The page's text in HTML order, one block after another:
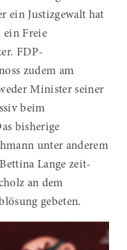
ein Justizgewalt hat
ein Freie
FDP-
zudem am
Minister seiner
beim
bisherige
unter anderem
Lange zeit-
an dem
gebeten.